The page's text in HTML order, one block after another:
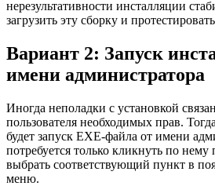
нерезультативности инсталляции
загрузить эту сборку и
Вариант 2: Запуск
имени администратора
Иногда неполадки с установкой
пользователя необходимых прав.
будет запуск EXE-файла от имени
потребуется только кликнуть по
выбрать соответствующий пункт в
меню.